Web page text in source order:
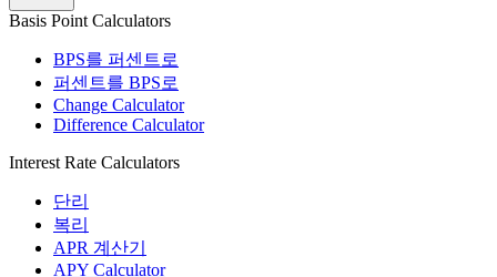
Basis Point Calculators
BPS를 퍼센트로
퍼센트를 BPS로
Change Calculator
Difference Calculator
Interest Rate Calculators
단리
복리
APR 계산기
APY Calculator